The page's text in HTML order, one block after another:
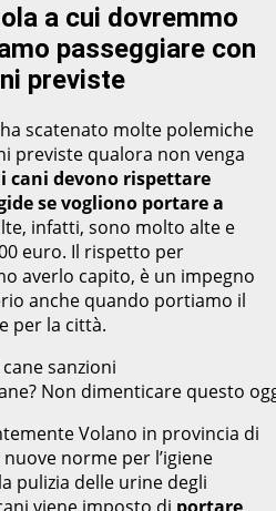
a cui dovremmo
passeggiare con
previste
scatenato molte polemiche
previste qualora non venga
cani devono rispettare
se vogliono portare a
infatti, sono molto alte e
euro. Il rispetto per
averlo capito, è un impegno
anche quando portiamo il
per la città.
Non dimenticare questo
Volano in provincia di
norme per l’igiene
pulizia delle urine degli